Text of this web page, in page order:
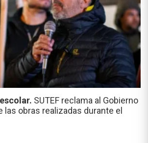
SUTEF reclama al Gobierno
obras realizadas durante el